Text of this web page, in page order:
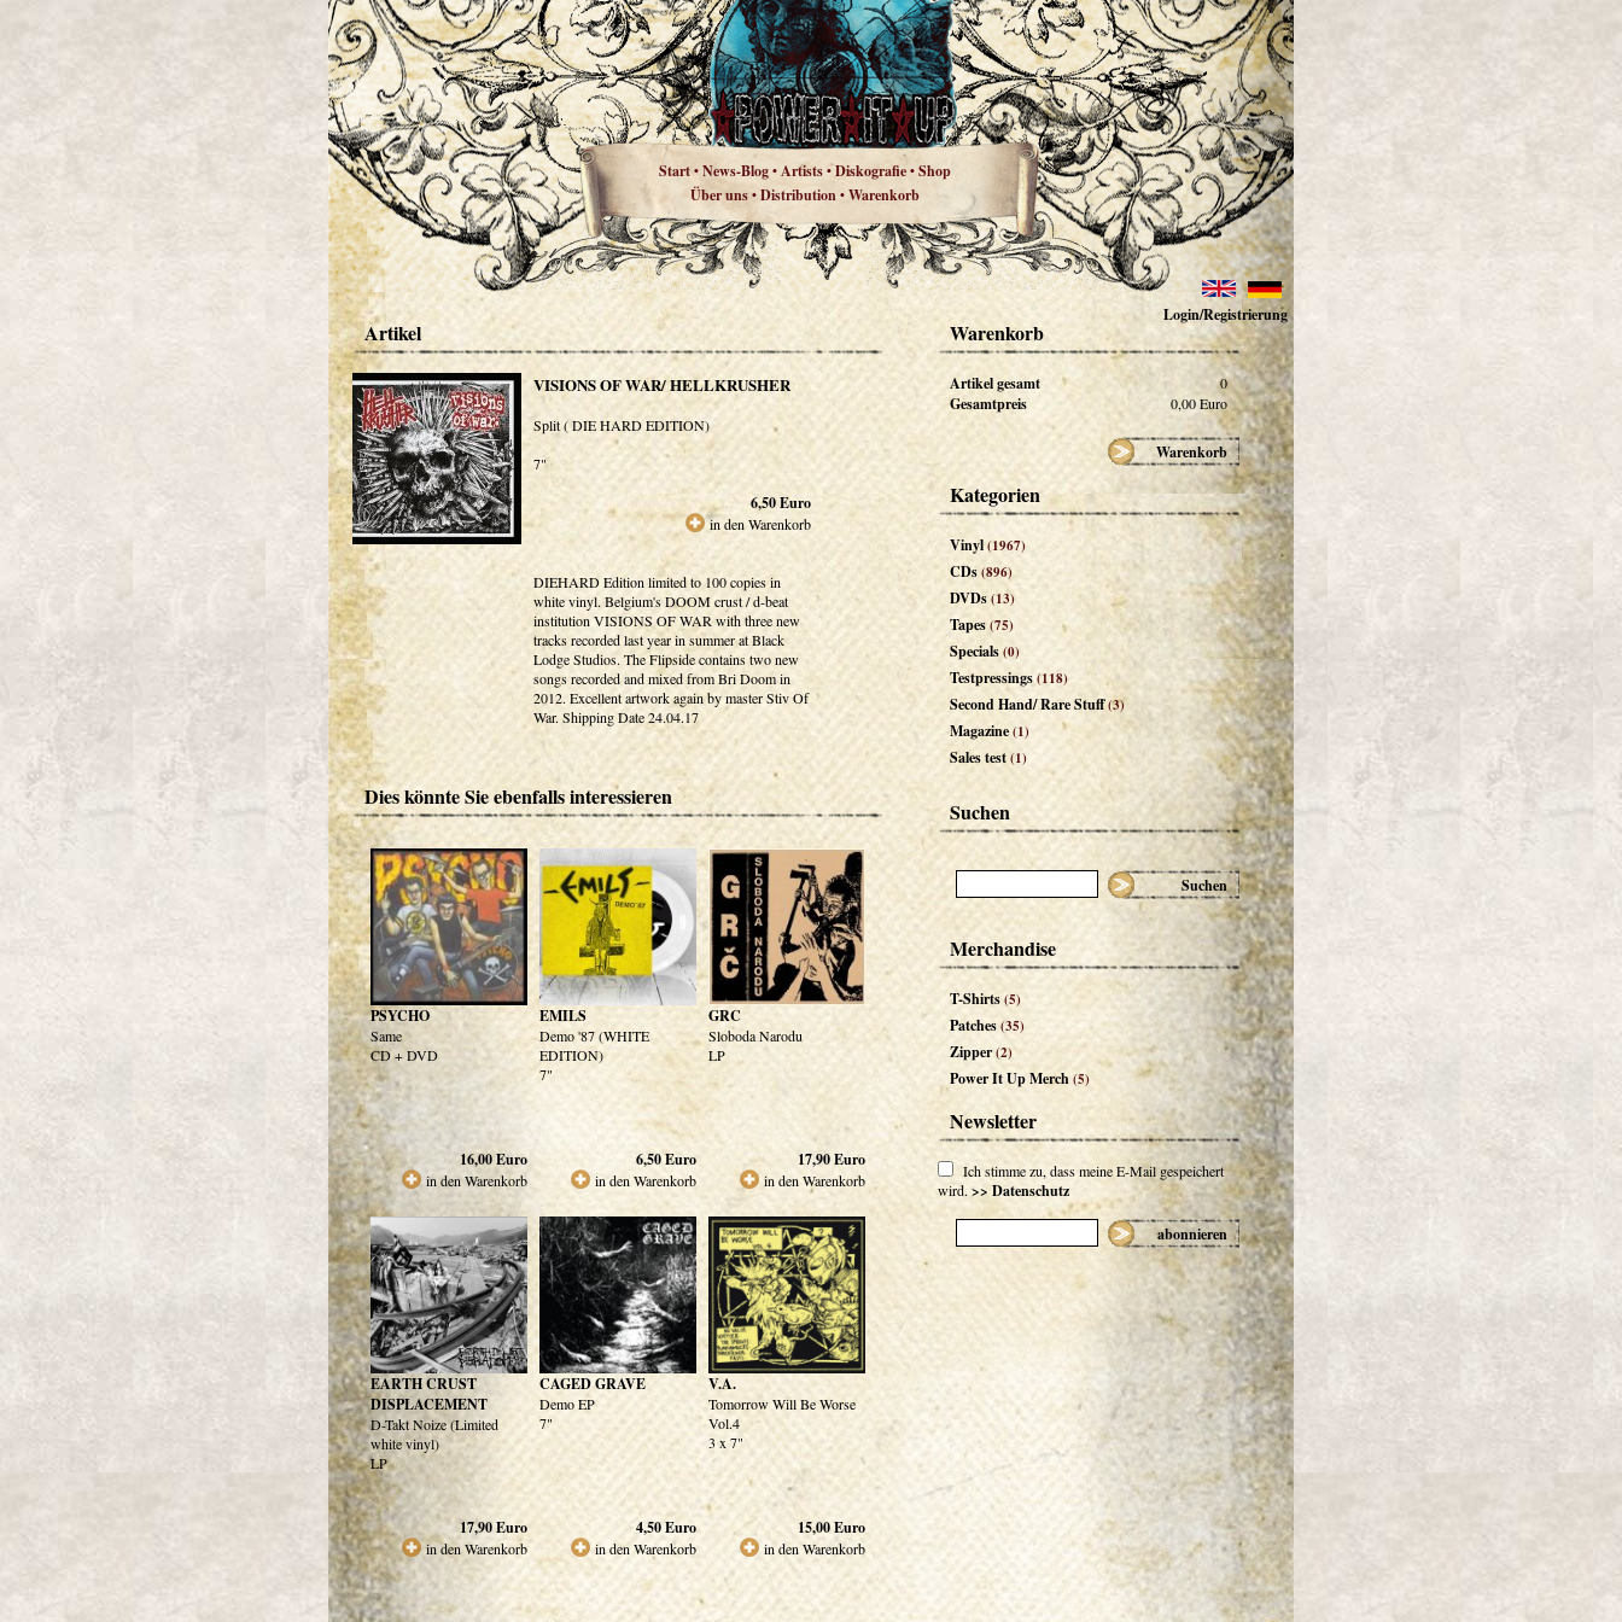
Start•News-Blog•Artists•Diskografie•Shop
Über uns•Distribution•Warenkorb
Login/Registrierung
Artikel
VISIONS OF WAR/ HELLKRUSHER
Split ( DIE HARD EDITION)
7"
6,50Euro
in den Warenkorb
DIEHARD Edition limited to 100 copies in
white vinyl. Belgium's DOOM crust / d-beat
institution VISIONS OF WAR with three new
tracks recorded last year in summer at Black
Lodge Studios. The Flipside contains two new
songs recorded and mixed from Bri Doom in
2012. Excellent artwork again by master Stiv Of
War. Shipping Date 24.04.17
Dies könnte Sie ebenfalls interessieren
PSYCHO
Same
CD + DVD
16,00Euro
in den Warenkorb
EMILS
Demo '87 (WHITE
EDITION)
7"
6,50Euro
in den Warenkorb
GRC
Sloboda Narodu
LP
17,90Euro
in den Warenkorb
EARTH CRUST
DISPLACEMENT
D-Takt Noize (Limited
white vinyl)
LP
17,90Euro
in den Warenkorb
CAGED GRAVE
Demo EP
7"
4,50Euro
in den Warenkorb
V.A.
Tomorrow Will Be Worse
Vol.4
3 x 7"
15,00Euro
in den Warenkorb
Warenkorb
Artikel gesamt 0
Gesamtpreis 0,00Euro
Warenkorb
Kategorien
Vinyl(1967)
CDs(896)
DVDs(13)
Tapes(75)
Specials(0)
Testpressings(118)
Second Hand/ Rare Stuff(3)
Magazine(1)
Sales test(1)
Suchen
Suchen
Merchandise
T-Shirts(5)
Patches(35)
Zipper(2)
Power It Up Merch(5)
Newsletter
Ich stimme zu, dass meine E-Mail gespeichert
wird. >> Datenschutz
abonnieren